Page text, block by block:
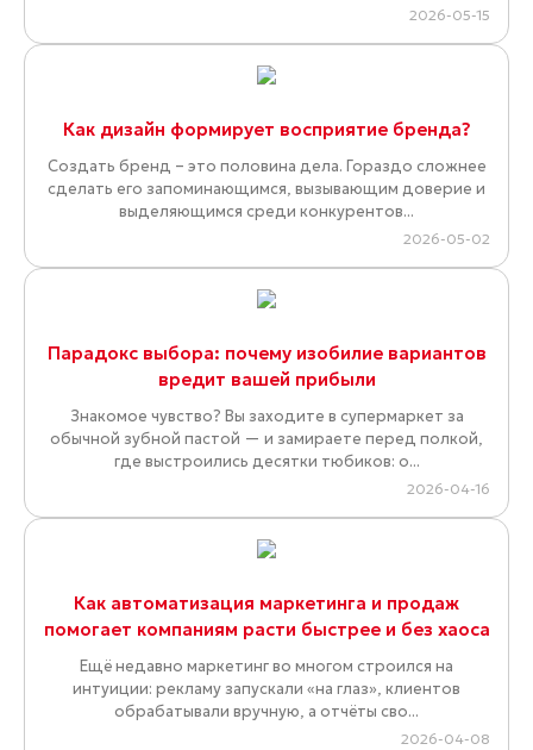
2026-05-15
Как дизайн формирует восприятие бренда?
Создать бренд – это половина дела. Гораздо сложнее
сделать его запоминающимся, вызывающим доверие и
выделяющимся среди конкурентов...
2026-05-02
Парадокс выбора: почему изобилие вариантов
вредит вашей прибыли
Знакомое чувство? Вы заходите в супермаркет за
обычной зубной пастой — и замираете перед полкой,
где выстроились десятки тюбиков: о...
2026-04-16
Как автоматизация маркетинга и продаж
помогает компаниям расти быстрее и без хаоса
Ещё недавно маркетинг во многом строился на
интуиции: рекламу запускали «на глаз», клиентов
обрабатывали вручную, а отчёты сво...
2026-04-08